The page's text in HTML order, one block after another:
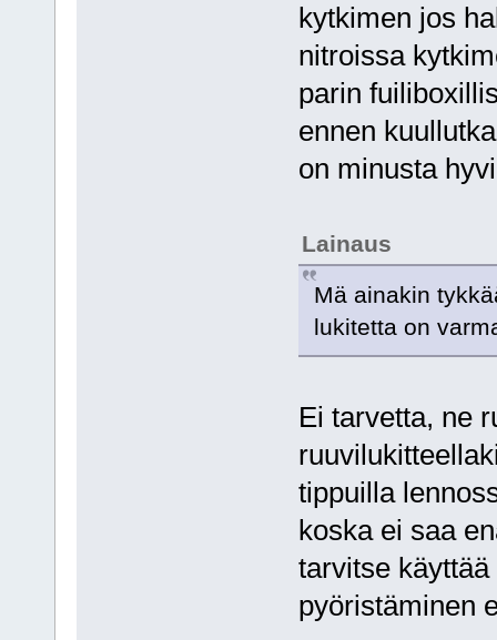
kytkimen jos
nitroissa
parin
ennen
on minusta
Lainaus
Mä ainakin
lukitetta on
Ei tarvetta, ne
tippuilla
koska ei saa
tarvitse
pyöristäminen